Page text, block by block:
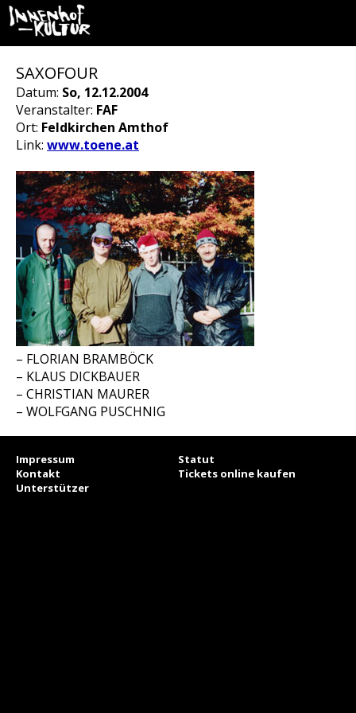
SAXOFOUR
Datum: So, 12.12.2004
Veranstalter: FAF
Ort: Feldkirchen Amthof
Link: www.toene.at
– FLORIAN BRAMBÖCK
– KLAUS DICKBAUER
– CHRISTIAN MAURER
– WOLFGANG PUSCHNIG
Impressum
Statut
Kontakt
Tickets online kaufen
Unterstützer